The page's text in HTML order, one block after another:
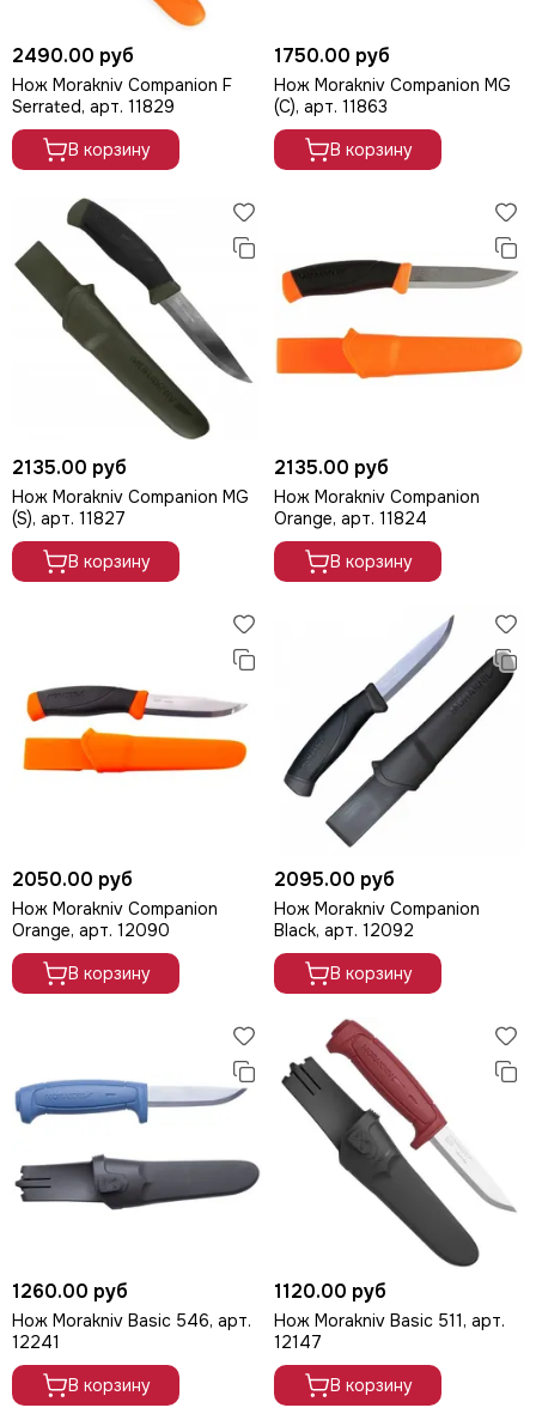
2490.00 руб
Нож Morakniv Companion F
Serrated, арт. 11829
В корзину
1750.00 руб
Нож Morakniv Companion MG
(C), арт. 11863
В корзину
2135.00 руб
Нож Morakniv Companion MG
(S), арт. 11827
В корзину
2135.00 руб
Нож Morakniv Companion
Orange, арт. 11824
В корзину
2050.00 руб
Нож Morakniv Companion
Orange, арт. 12090
В корзину
2095.00 руб
Нож Morakniv Companion
Black, арт. 12092
В корзину
1260.00 руб
Нож Morakniv Basic 546, арт.
12241
В корзину
1120.00 руб
Нож Morakniv Basic 511, арт.
12147
В корзину